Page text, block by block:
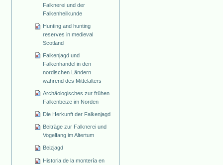
Falknerei und der
Falkenheilkunde
Hunting and hunting
reserves in medieval
Scotland
Falkenjagd und
Falkenhandel in den
nordischen Ländern
während des Mittelalters
Archäologisches zur frühen
Falkenbeize im Norden
Die Herkunft der Falkenjagd
Beiträge zur Falknerei und
Vogelfang im Altertum
Beizjagd
Historia de la montería en